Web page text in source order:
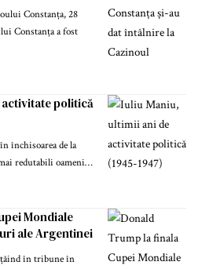
Constanța, 28
Constanța a fost
politică
închisoarea de la
redutabili oameni…
Mondiale
ale Argentinei
în tribune în